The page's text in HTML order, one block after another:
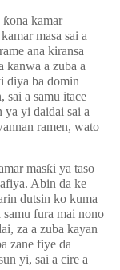
ƙona kamar
masa sai a
ana kiransa
kanwa a zuba a
ɗiya ba domin
sai a samu itace
ya yi daidai sai a
ramen, wato
masƙi ya taso
Abin da ke
dutsin ko kuma
samu fura mai nono
za a zuba kayan
zane fiye da
yi, sai a cire a